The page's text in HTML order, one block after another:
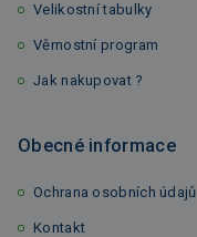
Velikostní tabulky
Věrnostní program
Jak nakupovat ?
Obecné informace
Ochrana osobních údajů
Kontakt